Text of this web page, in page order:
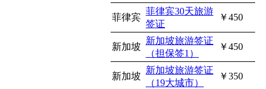
菲律宾
菲律宾30天旅游
签证
￥450
新加坡
新加坡旅游签证
（担保签1）
￥450
新加坡
新加坡旅游签证
（19大城市）
￥350